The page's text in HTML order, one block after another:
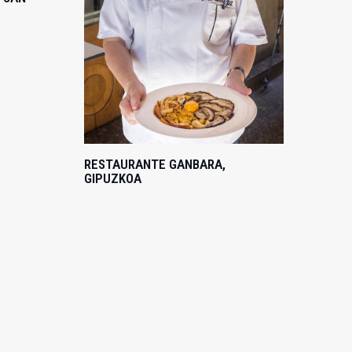
RESTAURANTE GANBARA,
GIPUZKOA